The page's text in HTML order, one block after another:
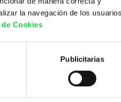
la navegación de los usuarios
Cookies
Publicitarias
Guía en PDF -
pérdida de un ser